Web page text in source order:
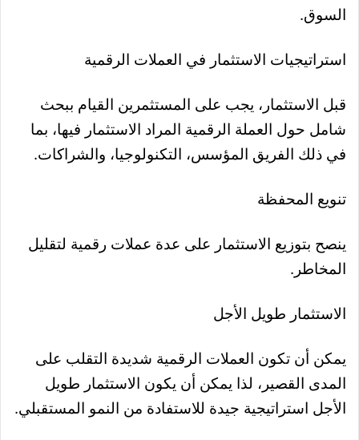
السوق.
استراتيجيات الاستثمار في العملات الرقمية
قبل الاستثمار، يجب على المستثمرين القيام ببحث
شامل حول العملة الرقمية المراد الاستثمار فيها، بما
في ذلك الفريق المؤسس، التكنولوجيا، والشراكات.
تنويع المحفظة
ينصح بتوزيع الاستثمار على عدة عملات رقمية لتقليل
المخاطر.
الاستثمار طويل الأجل
يمكن أن تكون العملات الرقمية شديدة التقلب على
المدى القصير، لذا يمكن أن يكون الاستثمار طويل
الأجل استراتيجية جيدة للاستفادة من النمو المستقبلي.